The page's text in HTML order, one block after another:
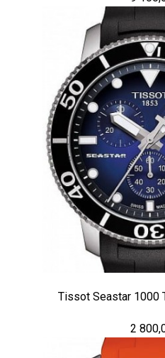
Tissot Seastar 1000
2